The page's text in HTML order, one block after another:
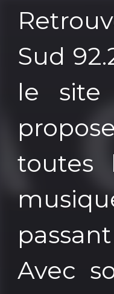
Sud
le site
toutes
Avec